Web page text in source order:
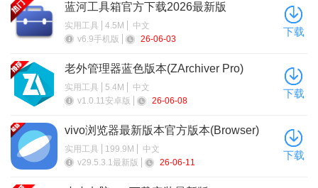
软件特色
纯净无广告：界面简洁，专注学习
蓝河工具箱官方下载2026最新版
实用工具 4.5M
中文
v6.9手机版
26-06-03
下载
老外管理器蓝色版本(ZArchiver Pro)
实用工具 5.4M
中文
v1.0.11安卓版
26-06-08
下载
vivo浏览器最新版本官方版本(Browser)
实用工具 199.9M
中文
v29.5.3.1最新版
26-06-11
下载